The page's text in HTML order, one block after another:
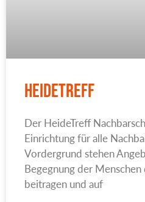
HeideTreff
Der HeideTreff
Einrichtung für alle
Vordergrund stehen
Begegnung der
beitragen und auf